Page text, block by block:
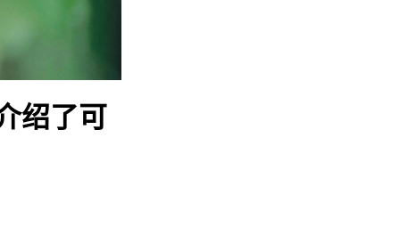
绍了可